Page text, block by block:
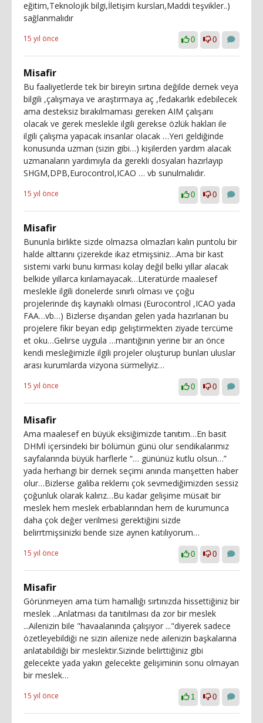
eğitim,Teknolojik bilgi,İletişim kursları,Maddi teşvikler..)
sağlanmalıdır
15 yıl önce 0 0
Misafir
Bu faaliyetlerde tek bir bireyin sırtına değilde dernek veya
bilgili ,çalışmaya ve araştırmaya aç ,fedakarlık edebilecek
ama desteksiz bırakılmaması gereken AIM çalışanı
olacak ve gerek meslekle ilgili gerekse özlük hakları ile
ilgili çalışma yapacak insanlar olacak …Yeri geldiğinde
konusunda uzman (sizin gibi…) kişilerden yardım alacak
uzmanaların yardımıyla da gerekli dosyaları hazırlayıp
SHGM,DPB,Eurocontrol,ICAO … vb sunulmalıdır.
15 yıl önce 0 0
Misafir
Bununla birlikte sizde olmazsa olmazları kalın puntolu bir
halde alttarını çizerekde ikaz etmişsiniz…Ama bir kast
sistemi varki bunu kırması kolay değil belki yıllar alacak
belkide yıllarca kırılamayacak…Literatürde maalesef
meslekle ilgili donelerde sınırlı olması ve çoğu
projelerinde dış kaynaklı olması (Eurocontrol ,ICAO yada
FAA…vb…) Bizlerse dışarıdan gelen yada hazırlanan bu
projelere fikir beyan edip geliştirmekten ziyade tercüme
et oku…Gelirse uygula …mantığının yerine bir an önce
kendi mesleğimizle ilgili projeler oluşturup bunları uluslar
arası kurumlarda vizyona sürmeliyiz…
15 yıl önce 0 0
Misafir
Ama maalesef en büyük eksiğimizde tanıtım…En basit
DHMİ içersindeki bir bölümün günü olur sendikalarımız
sayfalarında büyük harflerle “… gününüz kutlu olsun…”
yada herhangi bir dernek seçimi anında manşetten haber
olur…Bizlerse galiba reklemı çok sevmediğimizden sessiz
çoğunluk olarak kalırız…Bu kadar gelişime müsait bir
meslek hem meslek erbablarından hem de kurumunca
daha çok değer verilmesi gerektiğini sizde
belirrtmişsinizki bende size aynen katılıyorum…
15 yıl önce 0 0
Misafir
Görünmeyen ama tüm hamallığı sırtınızda hissettiğiniz bir
meslek ...Anlatması da tanıtılması da zor bir meslek
...Ailenizin bile "havaalanında çalışıyor ..."diyerek sadece
özetleyebildiği ne sizin ailenize nede ailenizin başkalarına
anlatabildiği bir meslektir.Sizinde belirttiğiniz gibi
gelecekte yada yakın gelecekte gelişiminin sonu olmayan
bir meslek…
15 yıl önce 1 0